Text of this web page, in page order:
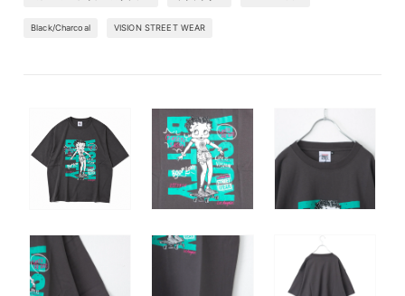
Black/Charcoal VISION STREET WEAR